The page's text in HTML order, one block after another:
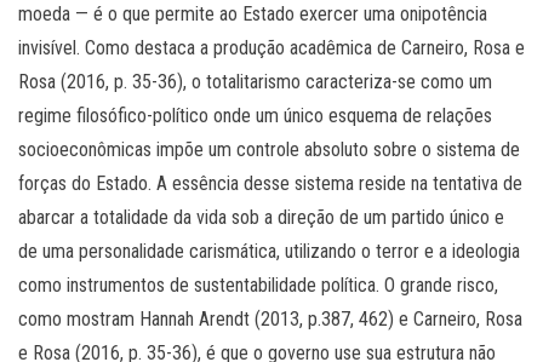
moeda — é o que permite ao Estado exercer uma onipotência
invisível. Como destaca a produção acadêmica de Carneiro, Rosa e
Rosa (2016, p. 35-36), o totalitarismo caracteriza-se como um
regime filosófico-político onde um único esquema de relações
socioeconômicas impõe um controle absoluto sobre o sistema de
forças do Estado. A essência desse sistema reside na tentativa de
abarcar a totalidade da vida sob a direção de um partido único e
de uma personalidade carismática, utilizando o terror e a ideologia
como instrumentos de sustentabilidade política. O grande risco,
como mostram Hannah Arendt (2013, p.387, 462) e Carneiro, Rosa
e Rosa (2016, p. 35-36), é que o governo use sua estrutura não